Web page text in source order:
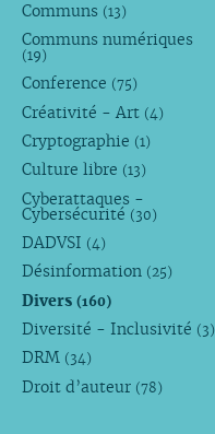
Communs (13)
Communs numériques
(19)
Conference (75)
Créativité - Art (4)
Cryptographie (1)
Culture libre (13)
Cyberattaques -
Cybersécurité (30)
DADVSI (4)
Désinformation (25)
Divers (160)
Diversité - Inclusivité (3)
DRM (34)
Droit d’auteur (78)